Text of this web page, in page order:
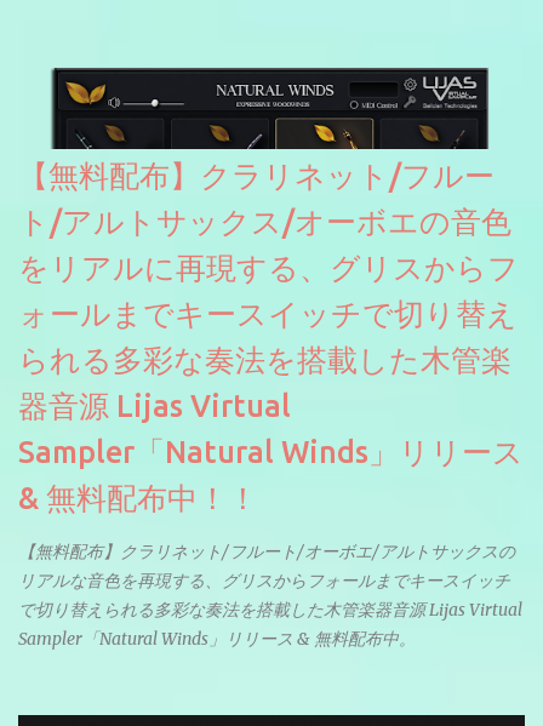
ソースを元に設計・改良した製品のようです。
【無料配布】クラリネット/フルー
ト/アルトサックス/オーボエの音色
をリアルに再現する、グリスからフ
ォールまでキースイッチで切り替え
られる多彩な奏法を搭載した木管楽
器音源 Lijas Virtual
Sampler「Natural Winds」リリース
& 無料配布中！！
【無料配布】クラリネット/フルート/オーボエ/アルトサックスの
リアルな音色を再現する、グリスからフォールまでキースイッチ
で切り替えられる多彩な奏法を搭載した木管楽器音源 Lijas Virtual
Sampler「Natural Winds」リリース & 無料配布中。